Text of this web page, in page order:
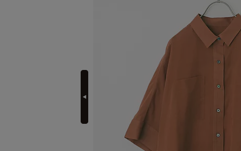
雑誌･書籍(一緒に買うと送料無料)
定期購読